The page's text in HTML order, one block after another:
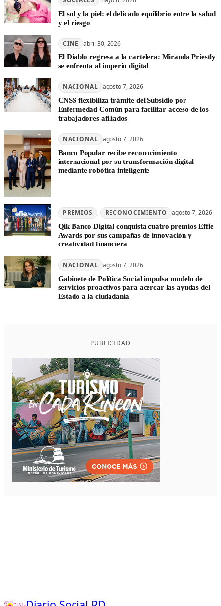
El sol y la piel: el delicado equilibrio entre la salud
y el riesgo
CINE abril 30, 2026
El Diablo regresa a la cartelera: Miranda Priestly
se enfrenta al imperio digital
NACIONAL agosto 7, 2026
CNSS flexibiliza trámite del Subsidio por
Enfermedad Común para facilitar acceso de los
trabajadores afiliados
NACIONAL agosto 7, 2026
Banco Popular recibe reconocimiento
internacional por su transformación digital
mediante robótica inteligente
PREMIOS , RECONOCIMIENTO agosto 7, 2026
Qik Banco Digital conquista cuatro premios Effie
Awards por sus campañas de innovación y
creatividad financiera
NACIONAL agosto 7, 2026
Gabinete de Política Social impulsa modelo de
servicios proactivos para acercar las ayudas del
Estado a la ciudadanía
PUBLICIDAD